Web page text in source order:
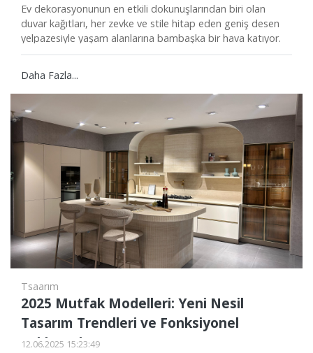
Ev dekorasyonunun en etkili dokunuşlarından biri olan
duvar kağıtları, her zevke ve stile hitap eden geniş desen
yelpazesiyle yaşam alanlarına bambaşka bir hava katıyor.
Özellikle her duvara uyum sağlayabilen sade, geometrik,
klasik tarza sahip olun, mekanınıza kolayca karakter
kazandırabilirsiniz.
Daha Fazla...
Tsaarım
2025 Mutfak Modelleri: Yeni Nesil
Tasarım Trendleri ve Fonksiyonel
Yaklaşımlar
12.06.2025 15:23:49